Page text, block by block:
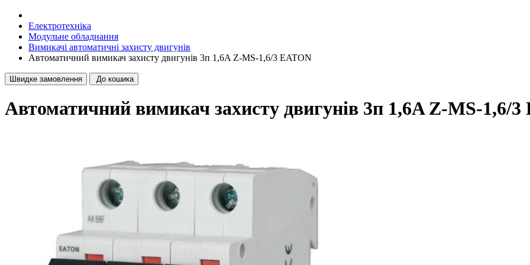
Електротехніка
Модульне обладнання
Вимикачі автоматичні захисту двигунів
Автоматичний вимикач захисту двигунів 3п 1,6A Z-MS-1,6/3 EATON
Швидке замовлення До кошика
Автоматичний вимикач захисту двигунів 3п 1,6A Z-MS-1,6/3